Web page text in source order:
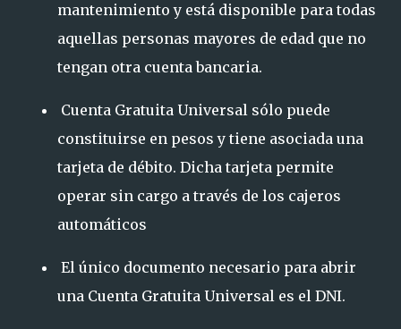
mantenimiento y está disponible para todas
aquellas personas mayores de edad que no
tengan otra cuenta bancaria.
Cuenta Gratuita Universal sólo puede
constituirse en pesos y tiene asociada una
tarjeta de débito. Dicha tarjeta permite
operar sin cargo a través de los cajeros
automáticos
El único documento necesario para abrir
una Cuenta Gratuita Universal es el DNI.